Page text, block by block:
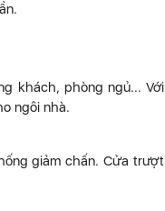
khách, phòng ngủ... Với
ngôi nhà.
giảm chấn. Cửa trượt